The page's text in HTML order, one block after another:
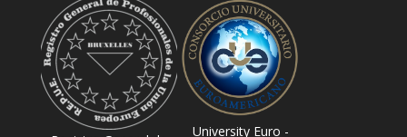
University Euro -